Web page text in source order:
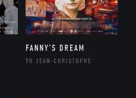
FANNY’S DREAM
YU JEAN-CHRISTOPHE